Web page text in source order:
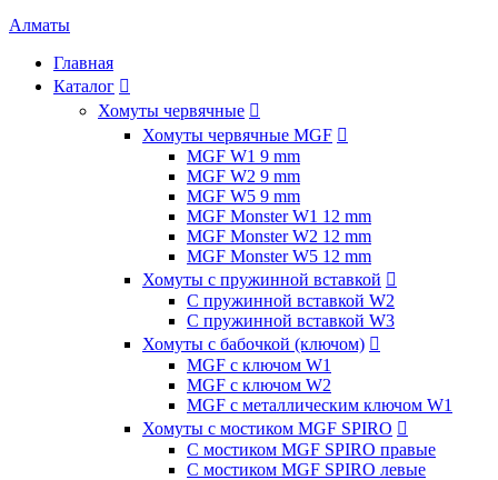
Алматы
Главная
Каталог 
Хомуты червячные 
Хомуты червячные MGF 
MGF W1 9 mm
MGF W2 9 mm
MGF W5 9 mm
MGF Monster W1 12 mm
MGF Monster W2 12 mm
MGF Monster W5 12 mm
Хомуты с пружинной вставкой 
С пружинной вставкой W2
С пружинной вставкой W3
Хомуты с бабочкой (ключом) 
MGF с ключом W1
MGF с ключом W2
MGF с металлическим ключом W1
Хомуты с мостиком MGF SPIRO 
С мостиком MGF SPIRO правые
С мостиком MGF SPIRO левые